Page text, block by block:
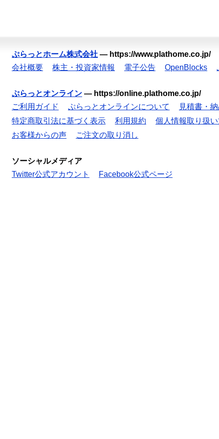
ぷらっとホーム株式会社 — https://www.plathome.co.jp/
会社概要
株主・投資家情報 電子公告 OpenBlocks
ぷらっとオンライン — https://online.plathome.co.jp/
ご利用ガイド
ぷらっとオンラインについて 見積書・
特定商取引法に基づく表示
利用規約 個人情報取り扱
お客様からの声
ご注文の取り消し
ソーシャルメディア
Twitter公式アカウント
Facebook公式ページ